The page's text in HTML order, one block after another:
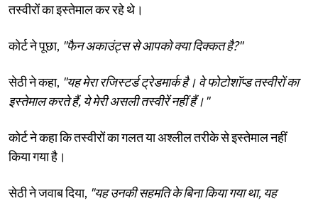
तस्वीरों का इस्तेमाल कर रहे थे।
कोर्ट ने पूछा, "फैन अकाउंट्स से आपको क्या दिक्कत है?"
सेठी ने कहा, "यह मेरा रजिस्टर्ड ट्रेडमार्क है। वे फोटोशॉप्ड तस्वीरों का
इस्तेमाल करते हैं, ये मेरी असली तस्वीरें नहीं हैं।"
कोर्ट ने कहा कि तस्वीरों का गलत या अश्लील तरीके से इस्तेमाल नहीं
किया गया है।
सेठी ने जवाब दिया, "यह उनकी सहमति के बिना किया गया था, यह